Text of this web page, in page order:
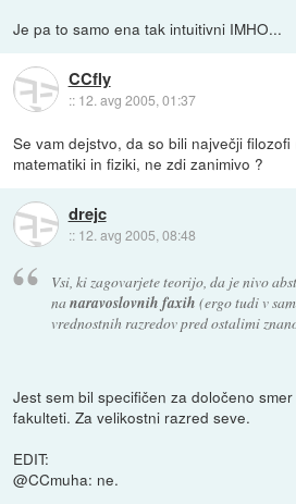
Je pa to samo ena tak intuitivni IMHO...
CCfly
:: 12. avg 2005, 01:37
Se vam dejstvo, da so bili največji
matematiki in fiziki, ne zdi zanimivo ?
drejc
:: 12. avg 2005, 08:48
Vsi, ki zagovarjete teorijo, da je nivo
nanaravoslovnih faxih (ergo tudi v
vrednostnih razredov pred ostalimi
Jest sem bil specifičen za določeno
fakulteti. Za velikostni razred seve.
EDIT:
@CCmuha: ne.